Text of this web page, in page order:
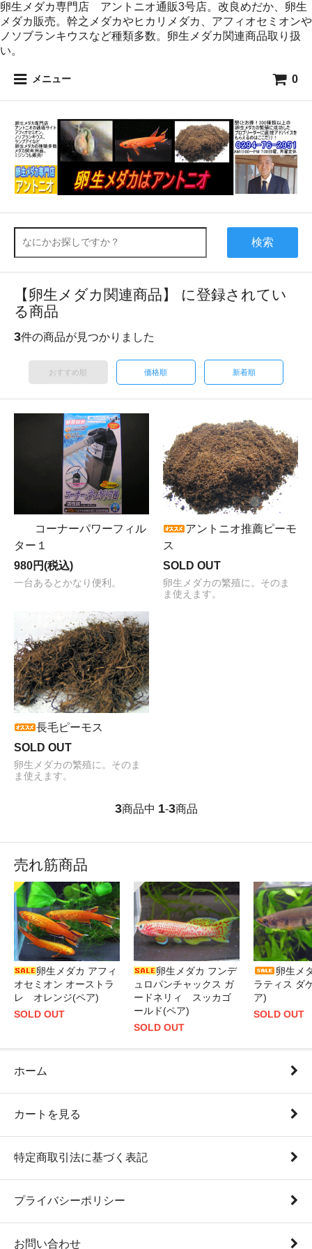
卵生メダカ専門店 アントニオ通販3号店。改良めだか、卵生
メダカ販売。幹之メダカやヒカリメダカ、アフィオセミオンや
ノソブランキウスなど種類多数。卵生メダカ関連商品取り扱
い。
メニュー 0
検索
【卵生メダカ関連商品】 に登録されてい
る商品
3件の商品が見つかりました
おすすめ順 価格順 新着順
コーナーパワーフィル
ター１
980円(税込)
一台あるとかなり便利。
アントニオ推薦ピーモ
ス
SOLD OUT
卵生メダカの繁殖に。そのま
ま使えます。
長毛ピーモス
SOLD OUT
卵生メダカの繁殖に。そのま
ま使えます。
3商品中 1-3商品
売れ筋商品
卵生メダカ アフィ
オセミオン オーストラ
レ オレンジ(ペア)
SOLD OUT
卵生メダカ フンデ
ュロパンチャックス ガ
ードネリィ スッカゴ
ールド(ペア)
SOLD OUT
卵生メ
ラティス ダ
ア)
SOLD OUT
ホーム
カートを見る
特定商取引法に基づく表記
プライバシーポリシー
お問い合わせ